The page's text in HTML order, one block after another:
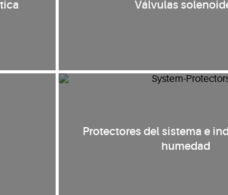
Válvulas
Protectores del sistema e
humedad